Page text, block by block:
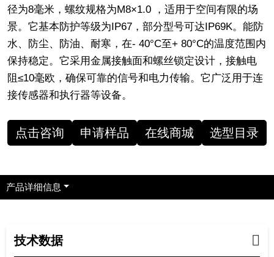
径为8毫米，螺纹规格为M8×1.0 ，适用于空间有限的场
景。它基本防护等级为IP67，部分型号可达IP69K。能防
水、防尘、防油、耐寒，在- 40°C至+ 80°C的温度范围内
保持稳定。它采用金属接触面和螺丝锁定设计，接触电
阻≤10毫欧，确保可靠的信号和电力传输。它广泛用于连
接传感器和执行器等设备。
点击咨询 申请样品 在线商城 选型目录
产品详细信息
技术数据